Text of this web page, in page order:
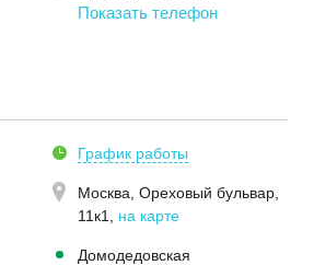
Показать телефон
График работы
Москва, Ореховый бульвар,
11к1
на карте
Домодедовская